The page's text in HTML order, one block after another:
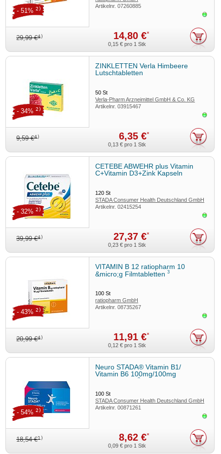
Artikelnr.07260885
29,99 €4) 14,80 €*
- 51% 2)
0,15 € pro 1 Stk
ZINKLETTEN Verla Himbeere
Lutschtabletten
50St
Verla-Pharm Arzneimittel GmbH & Co. KG
Artikelnr.03915467
9,59 €4) 6,35 €*
- 34% 2)
0,13 € pro 1 Stk
CETEBE ABWEHR plus Vitamin
C+Vitamin D3+Zink Kapseln
120St
STADA Consumer Health Deutschland GmbH
Artikelnr.02415254
39,99 €4) 27,37 €*
- 32% 2)
0,23 € pro 1 Stk
VITAMIN B 12 ratiopharm 10
&micro;g Filmtabletten3
100St
ratiopharm GmbH
Artikelnr.08735267
20,99 €4) 11,91 €*
- 43% 2)
0,12 € pro 1 Stk
Neuro STADA® Vitamin B1/
Vitamin B6 100mg/100mg
3
100St
STADA Consumer Health Deutschland GmbH
Artikelnr.00871261
18,54 €1) 8,62 €*
- 54% 2)
0,09 € pro 1 Stk